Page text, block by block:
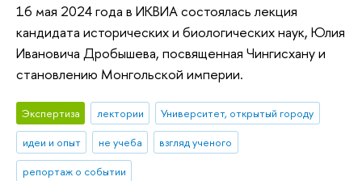
16 мая 2024 года в ИКВИА состоялась лекция
кандидата исторических и биологических наук, Юлия
Ивановича Дробышева, посвященная Чингисхану и
становлению Монгольской империи.
Экспертиза лектории
Университет, открытый городу
идеи и опыт
не учеба
взгляд ученого
репортаж о событии